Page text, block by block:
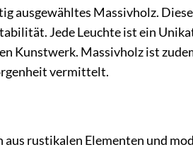
ausgewähltes Massivholz.
Jede Leuchte ist ein
Kunstwerk. Massivholz ist
vermittelt.
rustikalen Elementen und